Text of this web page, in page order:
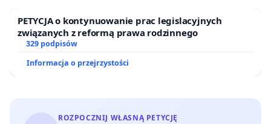
PETYCJA o kontynuowanie prac legislacyjnych
związanych z reformą prawa rodzinnego
329 podpisów
Informacja o przejrzystości
ROZPOCZNIJ WŁASNĄ PETYCJĘ